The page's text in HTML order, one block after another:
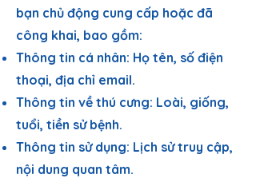
bạn chủ động cung cấp hoặc đã
công khai, bao gồm:
Thông tin cá nhân: Họ tên, số điện
thoại, địa chỉ email.
Thông tin về thú cưng: Loài, giống,
tuổi, tiền sử bệnh.
Thông tin sử dụng: Lịch sử truy cập,
nội dung quan tâm.